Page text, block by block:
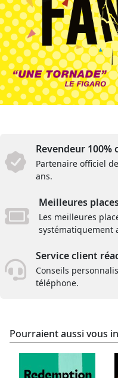
Revendeur 100%
Partenaire officiel
ans.
Meilleures
Les meilleures
systématiquement
Service client
Conseils
téléphone.
Pourraient aussi vous